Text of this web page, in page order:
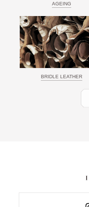
AGEING
BRIDLE LEATHER